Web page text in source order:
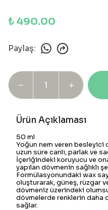
₺ 490.00
Paylaş:
Ürün Açıklaması
50 ml
Yoğun nem veren
uzun süre canlı, parlak ve
İçeriğindeki koruyucu ve
yapılan dövmenin sağlıklı
Formülasyonundaki wax
oluşturarak, güneş, rüzgar
dövmeniz üzerindeki
dövmelerde renklerin daha
sağlar.